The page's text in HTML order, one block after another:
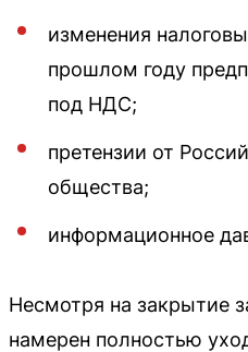
изменения
прошлом году
под НДС;
претензии от
общества;
информационное
Несмотря на закрытие
намерен полностью